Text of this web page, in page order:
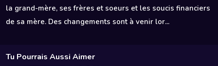
la grand-mère, ses frères et soeurs et les soucis financiers
de sa mère. Des changements sont à venir lor...
Tu Pourrais Aussi Aimer